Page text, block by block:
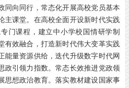
同向同行，常态化开展高校党员基本
主课堂。在高校全面开设新时代实践
门课程，建立中小学校国情研学制
有效融合，打造新时代伟大变革实践
能量资源供给，迭代升级数字时代网
政引领力指数。常态长效推进党政领
思想政治教育。落实教材建设国家事